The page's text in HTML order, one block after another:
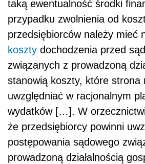
taką ewentualność środki
przypadku zwolnienia od
przedsiębiorców należy mieć
koszty dochodzenia przed
związanych z prowadzoną
stanowią koszty, które strona
uwzględniać w racjonalnym
wydatków […]. W
że przedsiębiorcy powinni
postępowania sądowego
prowadzoną działalnością